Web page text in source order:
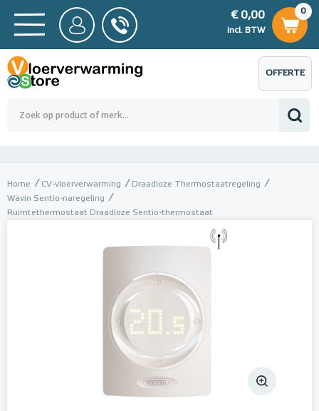
BTW
0,00
0
€ 0,00
incl. BTW
€ 0,00
OFFERTE
AANVRAGEN
Home CV-vloerverwarming
Draadloze Thermostaatregeling
Wavin Sentio-naregeling
Ruimtethermostaat Draadloze Sentio-thermostaat